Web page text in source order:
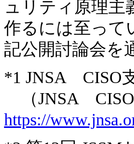
ュリティ原理主
作るには至って
記公開討論会を
*1 JNSA CISO
（JNSA CISO
https://